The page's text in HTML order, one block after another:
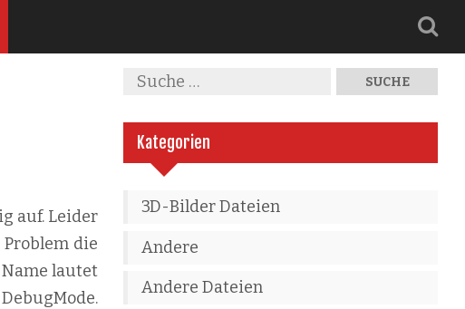
auf. Leider
die
lautet
Kategorien
3D-Bilder Dateien
Andere
Andere Dateien